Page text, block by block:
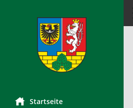
Startseite